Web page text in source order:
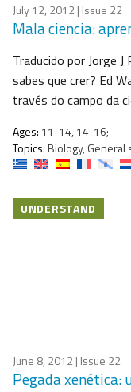
July 12, 2012| Issue 22
Mala ciencia:
Traducido por Jorge J
sabes que crer? Ed
través do campo da
Ages: 11-14, 14-16;
Topics:Biology, General
UNDERSTAND
June 8, 2012| Issue 22
Pegada